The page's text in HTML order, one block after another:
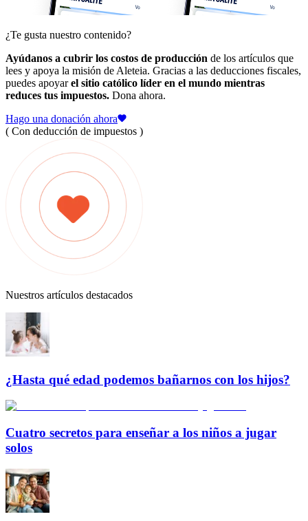
¿Te gusta nuestro contenido?
Ayúdanos a cubrir los costos de producción de los artículos que
lees y apoya la misión de Aleteia. Gracias a las deducciones fiscales,
puedes apoyarel sitio católico líder en el mundo mientras
reduces tus impuestos. Dona ahora.
Hago una donación ahora
( Con deducción de impuestos )
Nuestros artículos destacados
¿Hasta qué edad podemos bañarnos con los hijos?
Cuatro secretos para enseñar a los niños a jugar
solos